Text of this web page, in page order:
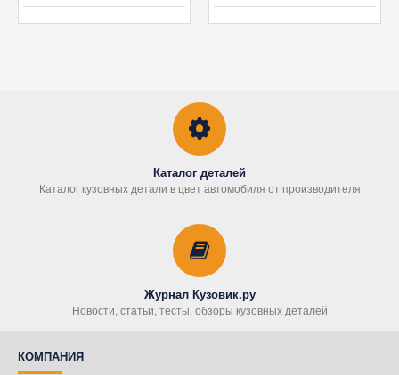
Каталог деталей
Каталог кузовных детали в цвет автомобиля от производителя
Журнал Кузовик.ру
Новости, статьи, тесты, обзоры кузовных деталей
КОМПАНИЯ